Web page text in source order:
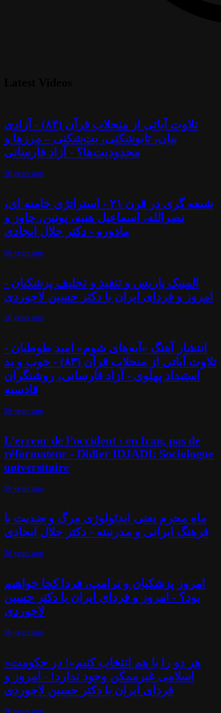
تلاوت آیاتی از منجلاب قرآن (۸۴) - آزادی
بیان، تابوشکنی، بت‌شکنی – مرزها و
محدودیت‌ها؟ - آزاد فارسانی
56 years ago
شیعه گری در قرن ۲۱ - استراتژی خامنه ای،
نصرالله، اسماعیل هنیه، پوتین، چاوز و
مادورو - دکتر جلال ایجادی
56 years ago
المپیک پاریس و تنفیذ و تحلیف پزشکیان -
امروز و فردای ایران با دکتر حسین لاجوردی
56 years ago
انتشار آهنگ «آیه‌های شوم» امید طوطیان -
تلاوت آیاتی از منجلاب قرآن (۸۳) - خوب و بد
استبداد پهلوی - آزاد فارسانی، روشنگران
قادسیه
56 years ago
L’erreur de l’occident : en Iran, pas de
réformateur - Didier IDJADI: Sociologue
universitaire
56 years ago
ماه محرم یعنی ایدئولوژی مرگ و ضدیت با
فرهنگ ایرانی و مدرنیته - دکتر جلال ایجادی
56 years ago
امروز پزشکیان و ترامپ، فردا کجا خواهیم
بود؟ - امروز و فردای ایران با دکتر حسین
لاجوردی
56 years ago
«هر دو را با هم انتخاب کنیم»! در حکومت
اسلامی غیرممکن وجود ندارد! - امروز و
فردای ایران با دکتر حسین لاجوردی
56 years ago